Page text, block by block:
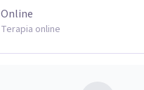
Online
Terapia online